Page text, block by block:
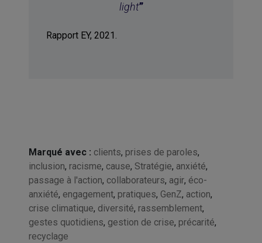
light”
Rapport EY, 2021.
Marqué avec : clients, prises de paroles,
inclusion, racisme, cause, Stratégie, anxiété,
passage à l'action, collaborateurs, agir, éco-
anxiété, engagement, pratiques, GenZ, action,
crise climatique, diversité, rassemblement,
gestes quotidiens, gestion de crise, précarité,
recyclage